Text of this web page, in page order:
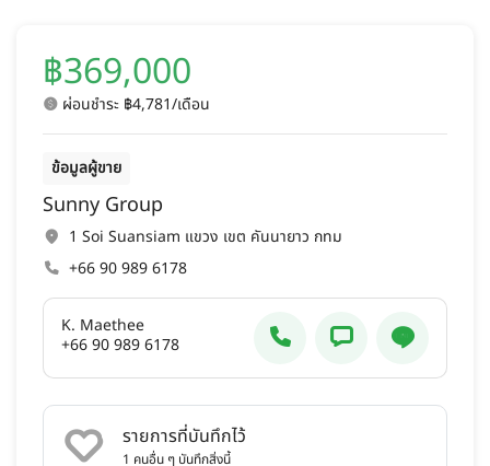
฿369,000
ผ่อนชำระ ฿4,781/เดือน
ข้อมูลผู้ขาย
Sunny Group
1 Soi Suansiam แขวง เขต คันนายาว กทม
+66 90 989 6178
K. Maethee
+66 90 989 6178
รายการที่บันทึกไว้
1 คนอื่น ๆ บันทึกสิ่งนี้